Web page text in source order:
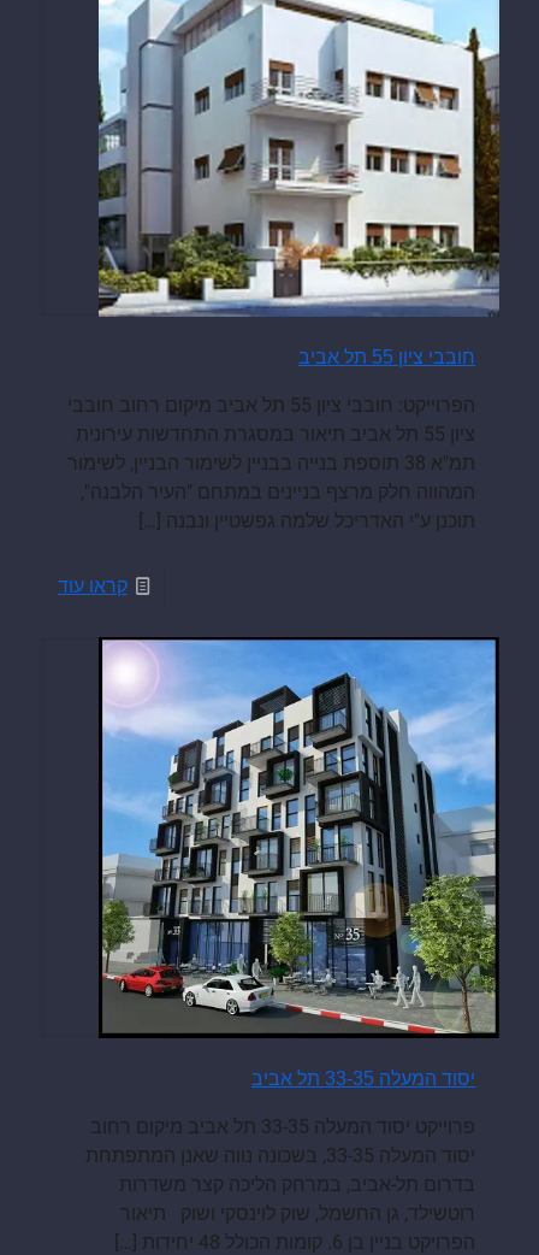
חובבי ציון 55 תל אביב
הפרוייקט: חובבי ציון 55 תל אביב מיקום רחוב חובבי
ציון 55 תל אביב תיאור במסגרת התחדשות עירונית
תמ"א 38 תוספת בנייה בבניין לשימור הבניין, לשימור
המהווה חלק מרצף בניינים במתחם "העיר הלבנה",
תוכנן ע"י האדריכל שלמה גפשטיין ונבנה […]
קראו עוד
יסוד המעלה 33-35 תל אביב
פרוייקט יסוד המעלה 33-35 תל אביב מיקום רחוב
יסוד המעלה 33-35, בשכונה נווה שאנן המתפתחת
בדרום תל-אביב, במרחק הליכה קצר משדרות
רוטשילד, גן החשמל, שוק לוינסקי ושוק תיאור
הפרויקט בניין בן 6. קומות הכולל 48 יחידות
[…]